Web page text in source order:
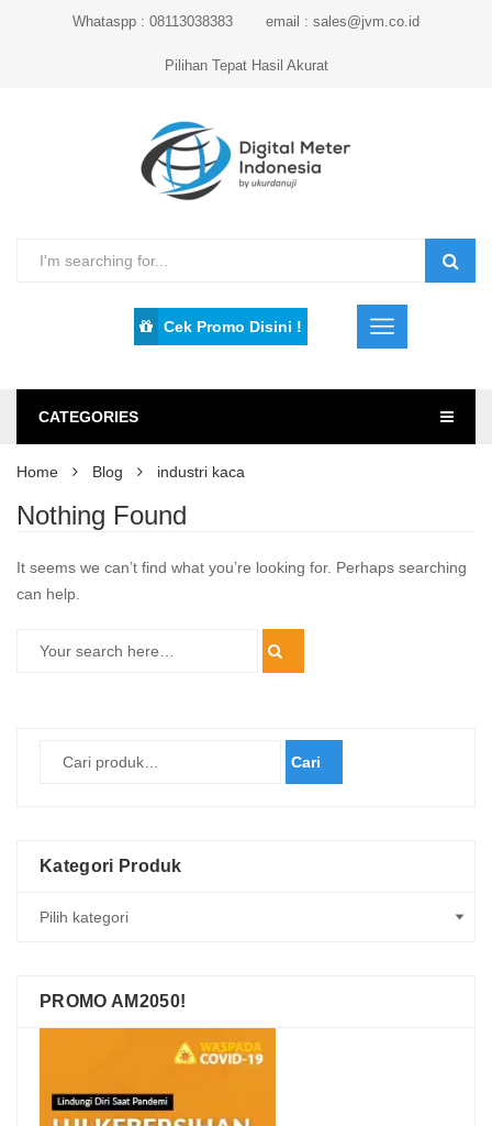
Whataspp : 08113038383 email : sales@jvm.co.id
Pilihan Tepat Hasil Akurat
Cek Promo Disini !
CATEGORIES
Home Blog industri kaca
Nothing Found
It seems we can’t find what you’re looking for. Perhaps searching
can help.
Cari
Kategori Produk
PROMO AM2050!